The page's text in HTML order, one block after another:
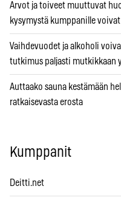
Arvot ja toiveet muuttuvat
kysymystä kumppanille
Vaihdevuodet ja alkoholi
tutkimus paljasti mutkikkaan
Auttaako sauna kestämään
ratkaisevasta erosta
Kumppanit
Deitti.net